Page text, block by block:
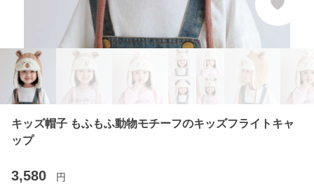
キッズ帽子 もふもふ動物モチーフのキッズフライトキャ
ップ
3,580 円